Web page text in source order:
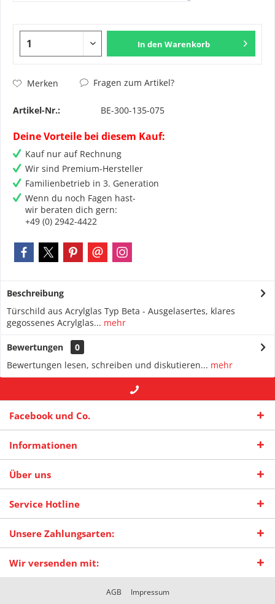
In den Warenkorb
Merken Fragen zum Artikel?
Artikel-Nr.: BE-300-135-075
Deine Vorteile bei diesem Kauf:
Kauf nur auf Rechnung
Wir sind Premium-Hersteller
Familienbetrieb in 3. Generation
Wenn du noch Fagen hast-
wir beraten dich gern:
+49 (0) 2942-4422
Beschreibung
Türschild aus Acrylglas Typ Beta - Ausgelasertes, klares
gegossenes Acrylglas... mehr
Bewertungen
0
Bewertungen lesen, schreiben und diskutieren... mehr
Facebook und Co.
Informationen
Über uns
Service Hotline
Unsere Zahlungsarten:
Wir versenden mit:
AGB Impressum